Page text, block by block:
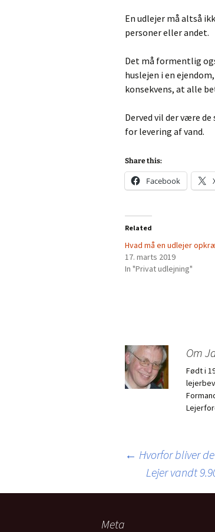
En udlejer må altså
personer eller andet.
Det må formentlig
huslejen i en
konsekvens, at alle
Derved vil der være
for levering af vand.
Share this:
Facebook
Related
Hvad må en udlejer
17. marts 2019
In "Privat udlejning"
Om
Født i
← Hvorfor bliver
Lejer vandt
Meta